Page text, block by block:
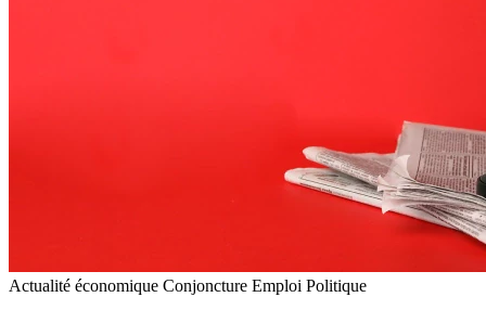
Actualité économique Conjoncture Emploi Politique